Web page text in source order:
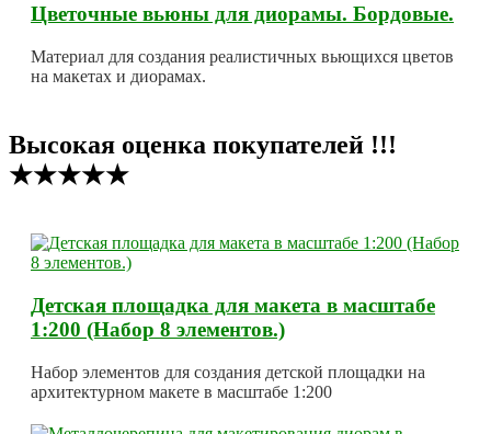
Цветочные вьюны для диорамы. Бордовые.
Материал для создания реалистичных вьющихся цветов
на макетах и диорамах.
Высокая оценка покупателей !!!
★★★★★
Детская площадка для макета в масштабе
1:200 (Набор 8 элементов.)
Набор элементов для создания детской площадки на
архитектурном макете в масштабе 1:200